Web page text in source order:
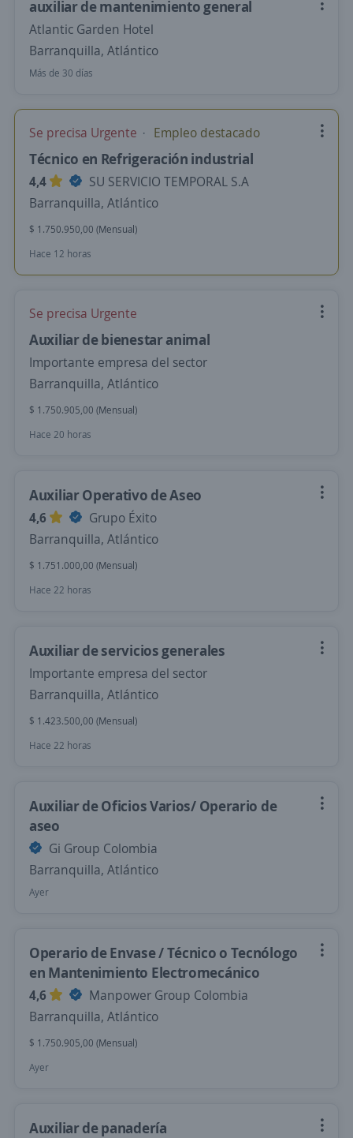
auxiliar de mantenimiento general
Atlantic Garden Hotel
Barranquilla, Atlántico
Más de 30 días
Se precisa Urgente Empleo destacado
Técnico en Refrigeración industrial
4,4
SU SERVICIO TEMPORAL S.A
Barranquilla, Atlántico
$ 1.750.950,00 (Mensual)
Hace 12 horas
Se precisa Urgente
Auxiliar de bienestar animal
Importante empresa del sector
Barranquilla, Atlántico
$ 1.750.905,00 (Mensual)
Hace 20 horas
Auxiliar Operativo de Aseo
4,6
Grupo Éxito
Barranquilla, Atlántico
$ 1.751.000,00 (Mensual)
Hace 22 horas
Auxiliar de servicios generales
Importante empresa del sector
Barranquilla, Atlántico
$ 1.423.500,00 (Mensual)
Hace 22 horas
Auxiliar de Oficios Varios/ Operario de
aseo
Gi Group Colombia
Barranquilla, Atlántico
Ayer
Operario de Envase / Técnico o Tecnólogo
en Mantenimiento Electromecánico
4,6
Manpower Group Colombia
Barranquilla, Atlántico
$ 1.750.905,00 (Mensual)
Ayer
Auxiliar de panadería